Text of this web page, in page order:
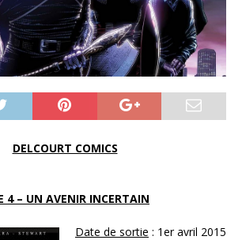
DELCOURT COMICS
4 – UN AVENIR INCERTAIN
Date de sortie : 1er avril 2015